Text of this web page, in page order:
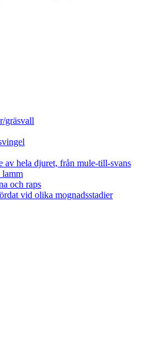
gräsvall
hela djuret, från mule-till-svans
lamm
och raps
vid olika mognadsstadier